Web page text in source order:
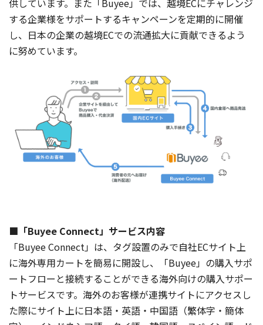
供しています。また「Buyee」では、越境ECにチャレンジ
する企業様をサポートするキャンペーンを定期的に開催
し、日本の企業の越境ECでの流通拡大に貢献できるよう
に努めています。
■「Buyee Connect」サービス内容
「Buyee Connect」は、タグ設置のみで自社ECサイト上
に海外専用カートを簡易に開設し、「Buyee」の購入サポ
ートフローと接続することができる海外向けの購入サポー
トサービスです。海外のお客様が連携サイトにアクセスし
た際にサイト上に日本語・英語・中国語（繁体字・簡体